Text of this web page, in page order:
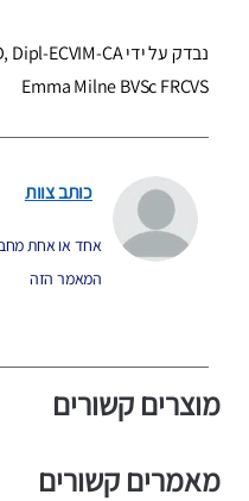
Emma Milne BVSc FRCVS
כותב צוות
אחד או אחת
המאמר הזה
מוצרים קשורים
מאמרים קשורים